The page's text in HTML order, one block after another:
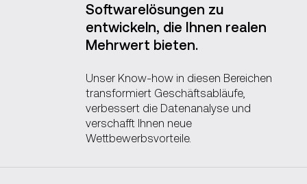
Softwarelösungen zu
entwickeln, die Ihnen realen
Mehrwert bieten.
Unser Know-how in diesen Bereichen
transformiert Geschäftsabläufe,
verbessert die Datenanalyse und
verschafft Ihnen neue
Wettbewerbsvorteile.